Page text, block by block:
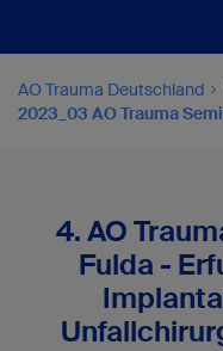
AO Trauma Deutschland
2023_03 AO Trauma
4. AO
Fulda -